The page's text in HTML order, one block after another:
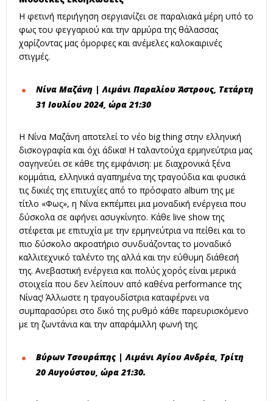
Η φετινή περιήγηση σεργιανίζει σε παραλιακά μέρη υπό το
φως του φεγγαριού και την αρμύρα της θάλασσας
χαρίζοντας μας όμορφες και ανέμελες καλοκαιρινές
στιγμές.
Νίνα Μαζάνη | Λιμάνι Παραλίου Άστρους, Τετάρτη
31 Ιουλίου 2024, ώρα 21:30
Η Νίνα Μαζάνη αποτελεί το νέο big thing στην ελληνική
δισκογραφία και όχι άδικα! Η ταλαντούχα ερμηνεύτρια μας
σαγηνεύει σε κάθε της εμφάνιση: με διαχρονικά ξένα
κομμάτια, ελληνικά αγαπημένα της τραγούδια και φυσικά
τις δικιές της επιτυχίες από το πρόσφατο album της με
τίτλο «Φως», η Νίνα εκπέμπει μια μοναδική ενέργεια που
δύσκολα σε αφήνει ασυγκίνητο. Κάθε live show της
στέφεται με επιτυχία με την ερμηνεύτρια να πείθει και το
πιο δύσκολο ακροατήριο συνδυάζοντας το μοναδικό
καλλιτεχνικό ταλέντο της αλλά και την εύθυμη διάθεσή
της. Ανεβαστική ενέργεια και πολύς χορός είναι μερικά
στοιχεία που δεν λείπουν από καθένα performance της
Νίνας! Άλλωστε η τραγουδίστρια καταφέρνει να
συμπαρασύρει στο δικό της ρυθμό κάθε παρευρισκόμενο
με τη ζωντάνια και την απαράμιλλη φωνή της.
Βύρων Τσουράπης | Λιμάνι Αγίου Ανδρέα, Τρίτη
20 Αυγούστου, ώρα 21:30.